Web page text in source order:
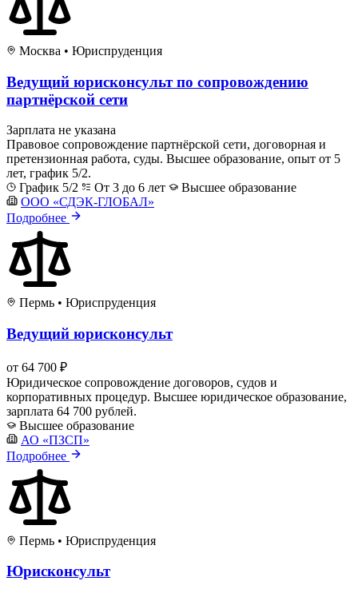
Москва • Юриспруденция
Ведущий юрисконсульт по сопровождению
партнёрской сети
Зарплата не указана
Правовое сопровождение партнёрской сети, договорная и
претензионная работа, суды. Высшее образование, опыт от 5
лет, график 5/2.
График 5/2
От 3 до 6 лет
Высшее образование
ООО «СДЭК-ГЛОБАЛ»
Подробнее
Пермь • Юриспруденция
Ведущий юрисконсульт
от 64 700 ₽
Юридическое сопровождение договоров, судов и
корпоративных процедур. Высшее юридическое образование,
зарплата 64 700 рублей.
Высшее образование
АО «ПЗСП»
Подробнее
Пермь • Юриспруденция
Юрисконсульт